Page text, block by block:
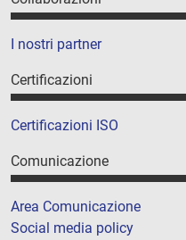
I nostri partner
Certificazioni
Certificazioni ISO
Comunicazione
Area Comunicazione
Social media policy